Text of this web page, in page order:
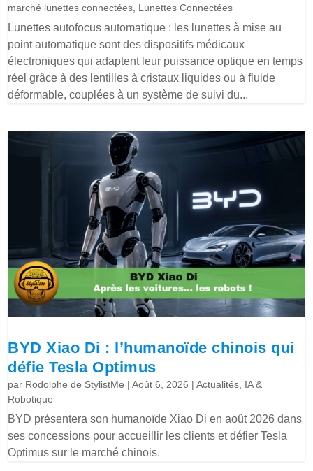
marché lunettes connectées Lunettes Connectées
Lunettes autofocus automatique : les lunettes à mise au
point automatique sont des dispositifs médicaux
électroniques qui adaptent leur puissance optique en temps
réel grâce à des lentilles à cristaux liquides ou à fluide
déformable, couplées à un système de suivi du...
BYD Xiao Di : l’humanoïde chinois qui
défie Tesla Optimus
par Rodolphe de StylistMe |Août 6, 2026 |Actualités IA &
Robotique
BYD présentera son humanoïde Xiao Di en août 2026 dans
ses concessions pour accueillir les clients et défier Tesla
Optimus sur le marché chinois.